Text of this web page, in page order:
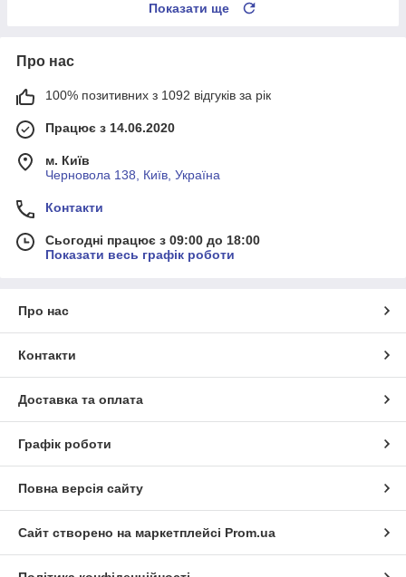
Показати ще
Про нас
100% позитивних з 1092 відгуків за рік
Працює з 14.06.2020
м. Київ
Черновола 138, Київ, Україна
Контакти
Сьогодні працює з 09:00 до 18:00
Показати весь графік роботи
Про нас
Контакти
Доставка та оплата
Графік роботи
Повна версія сайту
Сайт створено на маркетплейсі Prom.ua